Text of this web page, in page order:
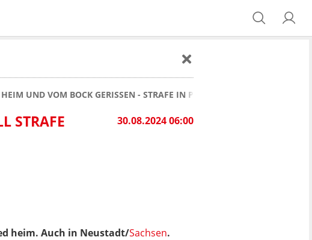
UND VOM BOCK GERISSEN - STRAFE IN PIRNA
30.08.2024 06:00
N
heim. Auch in Neustadt/Sachsen.